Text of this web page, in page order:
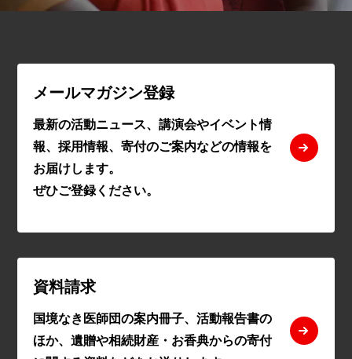
メールマガジン登録
最新の活動ニュース、講演会やイベント情
報、採用情報、寄付のご案内などの情報を
お届けします。
ぜひご登録ください。
資料請求
国境なき医師団の案内冊子、活動報告書の
ほか、遺贈や相続財産・お香典からの寄付